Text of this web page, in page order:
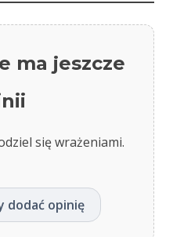
ma jeszcze
się wrażeniami.
dodać opinię